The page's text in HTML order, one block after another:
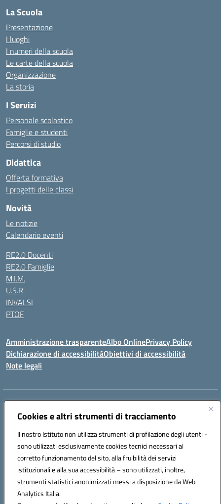
Cookies e altri strumenti di tracciamento
Il nostro Istituto non utilizza strumenti di profilazione degli utenti -
sono utilizzati esclusivamente cookies tecnici necessari al
corretto funzionamento del sito, alla fruibilità dei servizi
istituzionali e alla sua accessibilità – sono utilizzati, inoltre,
strumenti statistici anonimizzati messi a disposizione da Web
Analytics Italia.
La Scuola
Presentazione
I luoghi
I numeri della scuola
Le carte della scuola
Organizzazione
La storia
I Servizi
Personale scolastico
Famiglie e studenti
Percorsi di studio
Didattica
Offerta formativa
I progetti delle classi
Novità
Le notizie
Calendario eventi
RE2.0 Docenti
RE2.0 Famiglie
M.I.M.
U.S.R.
INVALSI
PTOF
Amministrazione trasparenteAlbo OnlinePrivacy Policy
Dichiarazione di accessibilitàObiettivi di accessibilità
Note legali
Indirizzo:
Centralino:09231872080 Email:tpic80900q@istruzione.it
Codice fiscale: 80006340816
Codice meccanografico:
TPIC80900Q
Codice unico di fatturazione (CUF): UF4ZXT
Hosting & Powered by 3D Solution S.r.l.